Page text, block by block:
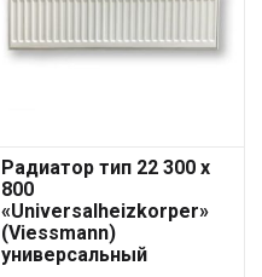
Радиатор тип 22 300 x
800
«Universalheizkorper»
(Viessmann)
универсальный